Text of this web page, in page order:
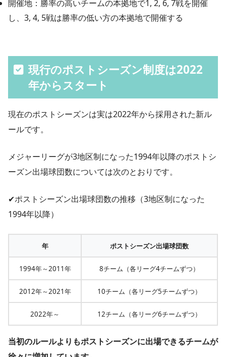
開催地：勝率の高いチームの本拠地で1, 2, 6, 7戦を開催
し、3, 4, 5戦は勝率の低い方の本拠地で開催する
現行のポストシーズン制度は2022
年からスタート
現在のポストシーズンは実は2022年から採用された新ル
ールです。
メジャーリーグが3地区制になった1994年以降のポストシ
ーズン出場球団数については次のとおりです。
✔︎ポストシーズン出場球団数の推移（3地区制になった
1994年以降）
年 ポストシーズン出場球団数
1994年～2011年 8チーム（各リーグ4チームずつ）
2012年～2021年 10チーム（各リーグ5チームずつ）
2022年～ 12チーム（各リーグ6チームずつ）
当初のルールよりもポストシーズンに出場できるチームが